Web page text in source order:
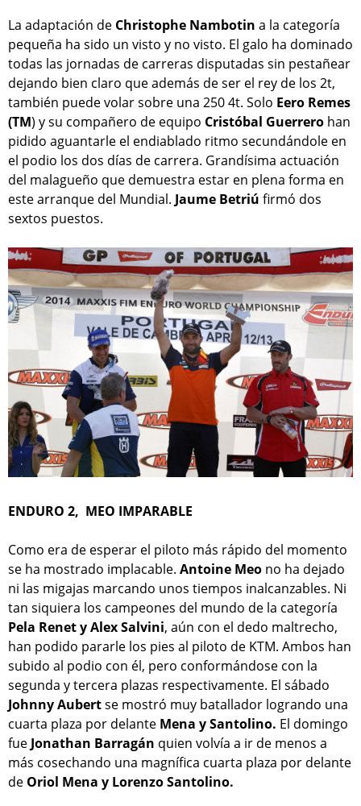
La adaptación de Christophe Nambotin a la categoría
pequeña ha sido un visto y no visto. El galo ha dominado
todas las jornadas de carreras disputadas sin pestañear
dejando bien claro que además de ser el rey de los 2t,
también puede volar sobre una 250 4t. Solo Eero Remes
(TM) y su compañero de equipo Cristóbal Guerrero han
pidido aguantarle el endiablado ritmo secundándole en
el podio los dos días de carrera. Grandísima actuación
del malagueño que demuestra estar en plena forma en
este arranque del Mundial. Jaume Betriú firmó dos
sextos puestos.
ENDURO 2, MEO IMPARABLE
Como era de esperar el piloto más rápido del momento
se ha mostrado implacable. Antoine Meo no ha dejado
ni las migajas marcando unos tiempos inalcanzables. Ni
tan siquiera los campeones del mundo de la categoría
Pela Renet y Alex Salvini, aún con el dedo maltrecho,
han podido pararle los pies al piloto de KTM. Ambos han
subido al podio con él, pero conformándose con la
segunda y tercera plazas respectivamente. El sábado
Johnny Aubertse mostró muy batallador logrando una
cuarta plaza por delante Mena y Santolino. El domingo
fue Jonathan Barragán quien volvía a ir de menos a
más cosechando una magnífica cuarta plaza por delante
de Oriol Mena y Lorenzo Santolino.